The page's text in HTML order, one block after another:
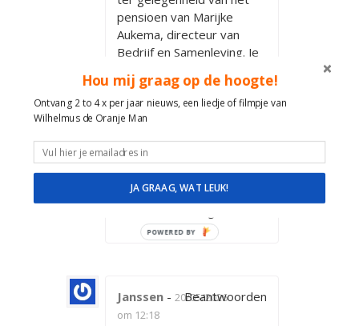
pensioen van Marijke
Aukema, directeur van
Bedrijf en Samenleving. Je
meegedacht en zelf een
lied speciaal herschreven
voor Marijke. Dank voor je
enthousiasme, ik zie
eigenlijk geen
verbeterpunten en ik zou
je zeker aanbevelen bij
Janssen - 20/05/2026
om 12:18
Beantwoorden
Hou mij graag op de hoogte!
Ontvang 2 to 4 x per jaar nieuws, een liedje of filmpje van
Wilhelmus de Oranje Man
JA GRAAG, WAT LEUK!
POWERED BY